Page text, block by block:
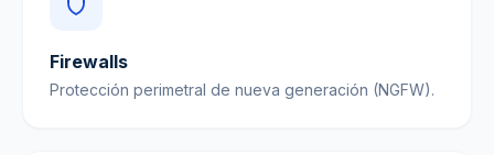
Firewalls
Protección perimetral de nueva generación (NGFW).